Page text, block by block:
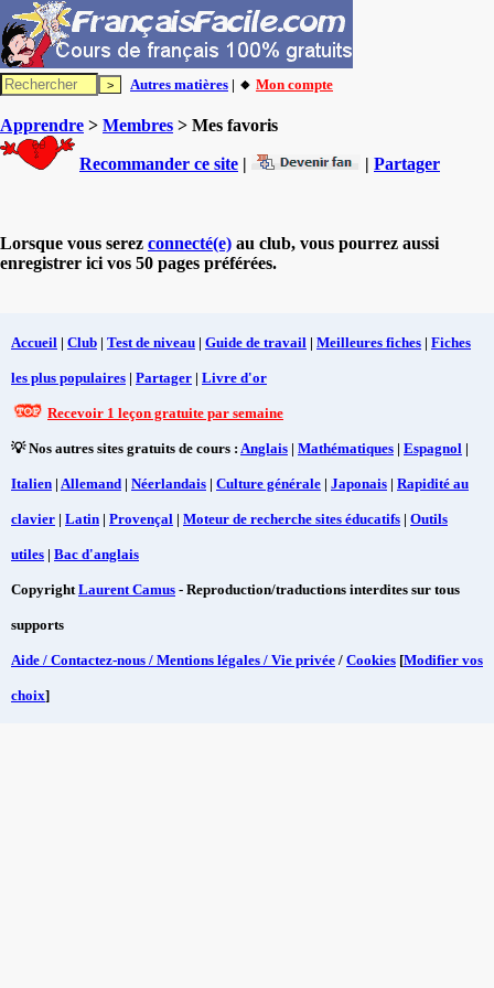
Autres matières | 🔸 Mon compte
Apprendre > Membres > Mes favoris
Recommander ce site | | Partager
Lorsque vous serez connecté(e) au club, vous pourrez aussi
enregistrer ici vos 50 pages préférées.
Accueil | Club | Test de niveau | Guide de travail | Meilleures fiches | Fiches
les plus populaires | Partager | Livre d'or
Recevoir 1 leçon gratuite par semaine
💡 Nos autres sites gratuits de cours : Anglais | Mathématiques | Espagnol |
Italien | Allemand | Néerlandais | Culture générale | Japonais | Rapidité au
clavier | Latin | Provençal | Moteur de recherche sites éducatifs | Outils
utiles | Bac d'anglais
CopyrightLaurent Camus - Reproduction/traductions interdites sur tous
supports
Aide / Contactez-nous / Mentions légales / Vie privée / Cookies [Modifier vos
choix]